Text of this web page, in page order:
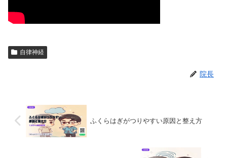
自律神経
院長
ふくらはぎがつりやすい原因と整え方